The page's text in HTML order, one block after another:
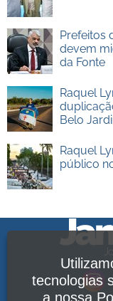
Prefeitos
devem
da Fonte
Raquel
Belo
Raquel
público
tecnologias
a nossa